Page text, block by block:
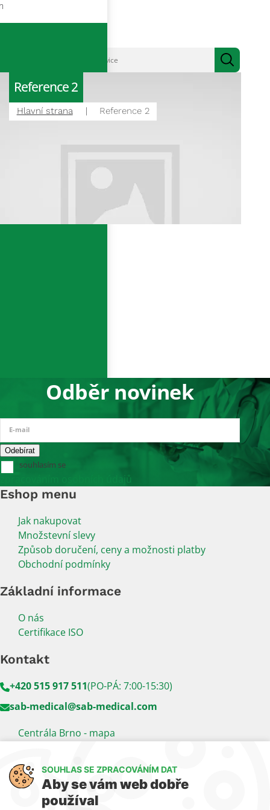
Reference 2
Hlavní strana Reference 2
Odběr novinek
E-mail
souhlasím se
zpracováním osobních údajů
Eshop menu
Jak nakupovat
Množstevní slevy
Způsob doručení, ceny a možnosti platby
Obchodní podmínky
Základní informace
O nás
Certifikace ISO
Kontakt
+420 515 917 511(PO-PÁ: 7:00-15:30)
sab-medical@sab-medical.com
Centrála Brno - mapa
Sledujte nás
LinkedIn Facebook
SOUHLAS SE ZPRACOVÁNÍM DAT
Aby se vám web dobře
používal